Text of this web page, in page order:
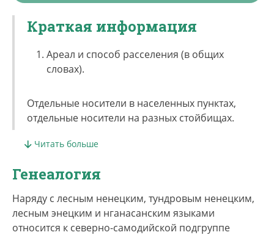
Краткая информация
Ареал и способ расселения (в общих
словах).
Отдельные носители в населенных пунктах,
отдельные носители на разных стойбищах.
Какова численность этнической группы и
По переписям, около 200 человек всего энцев
(лесных и тундровых). Разумно оценить размер
этнической группы не удается.
Читать больше
Генеалогия
Наряду с лесным ненецким, тундровым ненецким,
лесным энецким и нганасанским языками
относится к северно-самодийской подгруппе